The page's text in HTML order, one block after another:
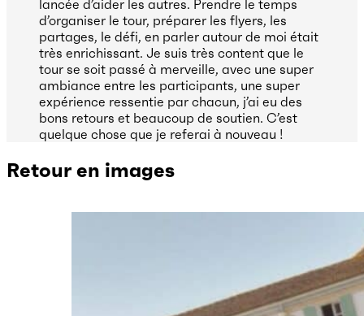
lancée d’aider les autres. Prendre le temps
d’organiser le tour, préparer les flyers, les
partages, le défi, en parler autour de moi était
très enrichissant. Je suis très content que le
tour se soit passé à merveille, avec une super
ambiance entre les participants, une super
expérience ressentie par chacun, j’ai eu des
bons retours et beaucoup de soutien. C’est
quelque chose que je referai à nouveau !
Retour en images